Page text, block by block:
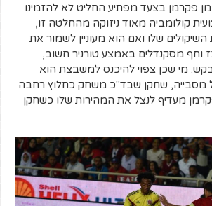
פקרמן בצעד מפתיע החליט לא להזמינו
קולומביה מאוד ניזוקה מהחלטה זו,
שלו ואם הוא מעוניין לשמור את
מסקנדלים באמצע טורניר חשוב,
מי שכן צפוי להיכנס למשבצת הוא
מסבייה, שחקן שבד"כ משחק כחלוץ רחבה
מעדיף לנצל את המהירות שלו כשחקן